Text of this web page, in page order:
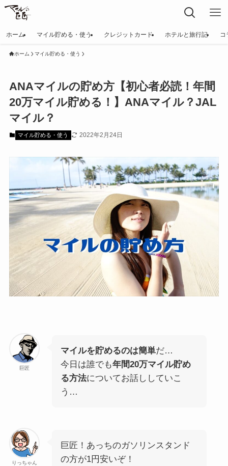
ホーム マイル貯める・使う クレジットカード ホテルと旅行記 コ
ホーム マイル貯める・使う
ANAマイルの貯め方【初心者必読！年間
20万マイル貯める！】ANAマイル？JAL
マイル？
マイル貯める・使う 2022年2月24日
巨匠
マイルを貯めるのは簡単だ…
今日は誰でも年間20万マイル貯め
る方法についてお話ししていこ
う…
りっちゃん
巨匠！あっちのガソリンスタンド
の方が1円安いぞ！